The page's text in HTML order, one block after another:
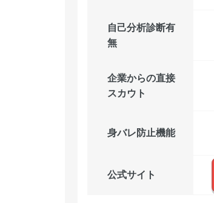
自己分析診断有
無
企業からの直接
スカウト
身バレ防止機能
公式サイト